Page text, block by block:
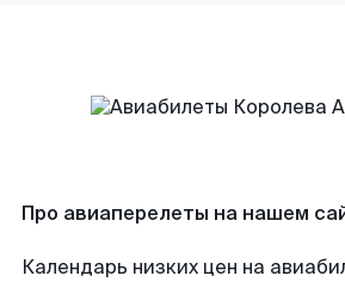
Про авиаперелеты на нашем
Календарь низких цен на